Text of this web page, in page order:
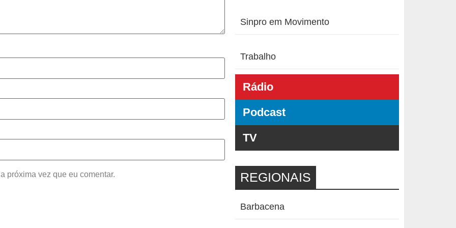
próxima vez que eu comentar.
Sinpro em Movimento
Trabalho
Rádio
Podcast
TV
REGIONAIS
Barbacena